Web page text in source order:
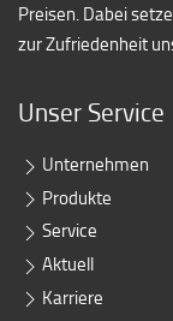
Preisen. Dabei
zur Zufriedenheit
Unser Service
Unternehmen
Produkte
Service
Aktuell
Karriere